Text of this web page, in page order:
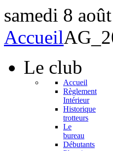
samedi 8
Accueil
Le club
Accueil
Règlement
Intérieur
Historique
trotteurs
Le
bureau
Débutants